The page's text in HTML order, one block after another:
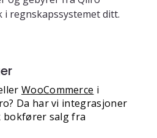
regnskapssystemet ditt.
WooCommerce i
Da har vi integrasjoner
bokfører salg fra